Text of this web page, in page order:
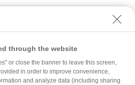
【一覧】クーポンに使用できない文言や画像
through the website
or close the banner to leave this screen,
in order to improve convenience,
and analyze data (including sharing